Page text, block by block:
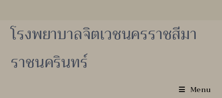
contentโรงพยาบาลจิตเวชนครราชสีมา
ราชนครินทร์
Menu